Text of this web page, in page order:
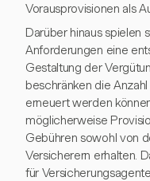
Vorausprovisionen als
Darüber hinaus spielen
Anforderungen eine
Gestaltung der
beschränken die
erneuert werden
möglicherweise
Gebühren sowohl von
Versicherern erhalten.
für